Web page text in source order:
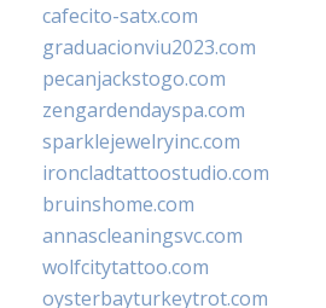
cafecito-satx.com
graduacionviu2023.com
pecanjackstogo.com
zengardendayspa.com
sparklejewelryinc.com
ironcladtattoostudio.com
bruinshome.com
annascleaningsvc.com
wolfcitytattoo.com
oysterbayturkeytrot.com